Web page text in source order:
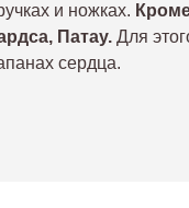
и ножках.
Патау. Для
сердца.